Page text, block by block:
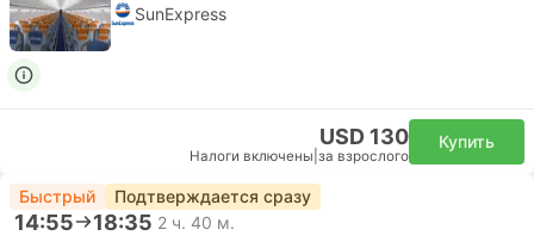
SunExpress
USD 130
Налоги включены за взрослого
Купить
Быстрый Подтверждается сразу
14:55 18:35 2 ч. 40 м.